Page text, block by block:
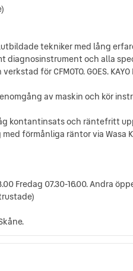
tekniker med lång
diagnosinstrument och alla
för CFMOTO. GOES. KAYO
av maskin och kör
kontantinsats och räntefritt
förmånliga räntor via Wasa
Fredag 07.30-16.00. Andra